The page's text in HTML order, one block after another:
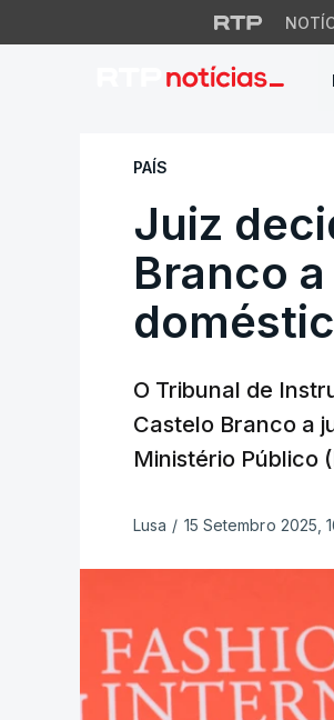
Juiz
PAÍS
Juiz
Branco
O Tribunal de
Castelo Branco a
Ministério Público
Lusa / 15 Setembro 2025,